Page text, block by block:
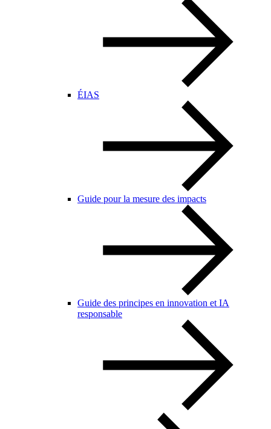
ÉIAS
Guide pour la mesure des impacts
Guide des principes en innovation et IA
responsable